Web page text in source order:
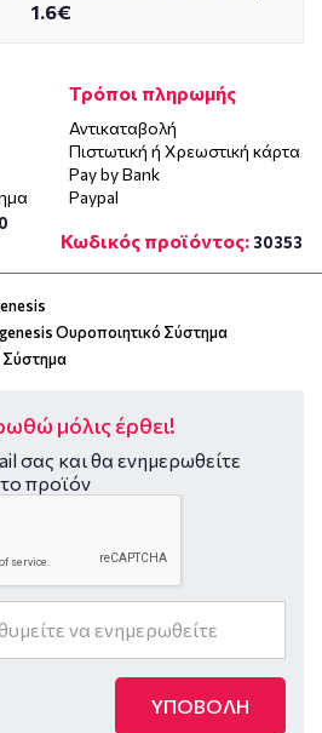
1.6€
Τρόποι πληρωμής
Αντικαταβολή
Πιστωτική ή Χρεωστική κάρτα
Pay by Bank
Paypal
Κωδικός προϊόντος: 30353
Ουροποιητικό Σύστημα
Σύστημα
μόλις έρθει!
σας και θα ενημερωθείτε
προϊόν
ΥΠΟΒΟΛΗ